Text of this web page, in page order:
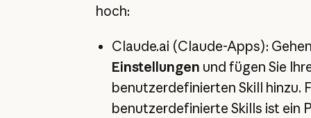
hoch:
Claude.ai (Claude-Apps):
Einstellungen und fügen Sie
benutzerdefinierten Skill hinzu.
benutzerdefinierte Skills ist ein